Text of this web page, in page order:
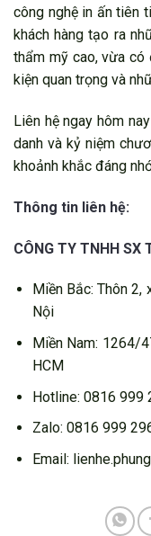
công nghệ in ấn tiên
khách hàng tạo ra
thẩm mỹ cao, vừa
kiện quan trọng và
Liên hệ ngay hôm
danh và kỷ niệm
khoảnh khắc đáng
Thông tin liên hệ:
CÔNG TY TNHH SX
Miền Bắc: Thôn 2,
Nội
Miền Nam: 1264/
HCM
Hotline: 0816 999
Zalo: 0816 999
Email: